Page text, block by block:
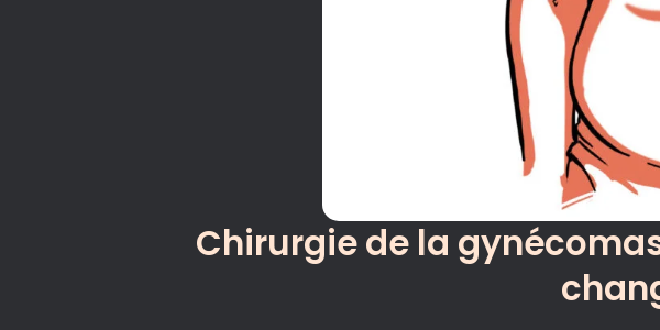
Chirurgie de la